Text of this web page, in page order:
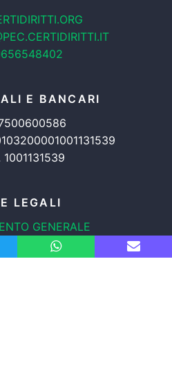
E BANCARI
1001131539
LEGALI
GENERALE
DATI
COOKIES